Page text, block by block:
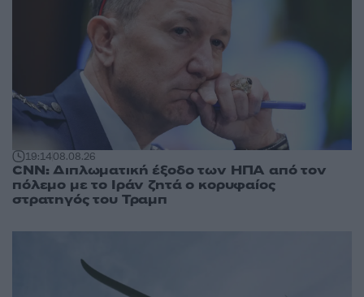
19:1408.08.26
CNN: Διπλωματική έξοδο των ΗΠΑ από τον
πόλεμο με το Ιράν ζητά ο κορυφαίος
στρατηγός του Τραμπ